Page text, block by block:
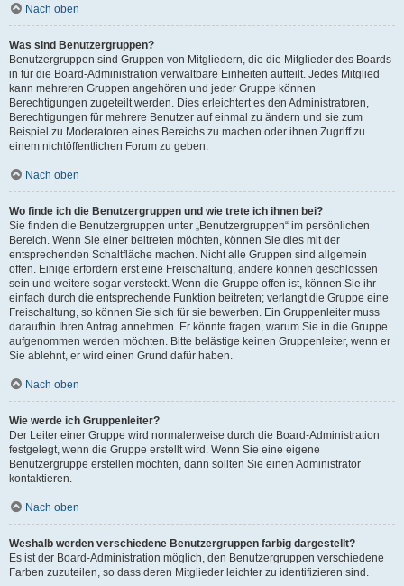
Nach oben
Was sind Benutzergruppen?
Benutzergruppen sind Gruppen von Mitgliedern, die die Mitglieder des Boards
in für die Board-Administration verwaltbare Einheiten aufteilt. Jedes Mitglied
kann mehreren Gruppen angehören und jeder Gruppe können
Berechtigungen zugeteilt werden. Dies erleichtert es den Administratoren,
Berechtigungen für mehrere Benutzer auf einmal zu ändern und sie zum
Beispiel zu Moderatoren eines Bereichs zu machen oder ihnen Zugriff zu
einem nichtöffentlichen Forum zu geben.
Nach oben
Wo finde ich die Benutzergruppen und wie trete ich ihnen bei?
Sie finden die Benutzergruppen unter „Benutzergruppen“ im persönlichen
Bereich. Wenn Sie einer beitreten möchten, können Sie dies mit der
entsprechenden Schaltfläche machen. Nicht alle Gruppen sind allgemein
offen. Einige erfordern erst eine Freischaltung, andere können geschlossen
sein und weitere sogar versteckt. Wenn die Gruppe offen ist, können Sie ihr
einfach durch die entsprechende Funktion beitreten; verlangt die Gruppe eine
Freischaltung, so können Sie sich für sie bewerben. Ein Gruppenleiter muss
daraufhin Ihren Antrag annehmen. Er könnte fragen, warum Sie in die Gruppe
aufgenommen werden möchten. Bitte belästige keinen Gruppenleiter, wenn er
Sie ablehnt, er wird einen Grund dafür haben.
Nach oben
Wie werde ich Gruppenleiter?
Der Leiter einer Gruppe wird normalerweise durch die Board-Administration
festgelegt, wenn die Gruppe erstellt wird. Wenn Sie eine eigene
Benutzergruppe erstellen möchten, dann sollten Sie einen Administrator
kontaktieren.
Nach oben
Weshalb werden verschiedene Benutzergruppen farbig dargestellt?
Es ist der Board-Administration möglich, den Benutzergruppen verschiedene
Farben zuzuteilen, so dass deren Mitglieder leichter zu identifizieren sind.